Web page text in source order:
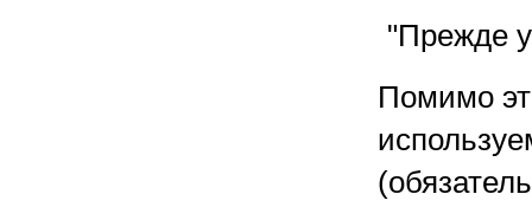
"Прежде
Помимо